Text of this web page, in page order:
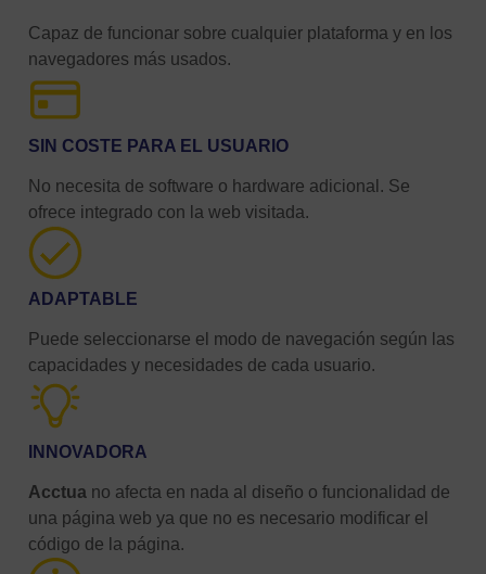
Capaz de funcionar sobre cualquier plataforma y en los
navegadores más usados.
SIN COSTE PARA EL USUARIO
No necesita de software o hardware adicional. Se
ofrece integrado con la web visitada.
ADAPTABLE
Puede seleccionarse el modo de navegación según las
capacidades y necesidades de cada usuario.
INNOVADORA
Acctua no afecta en nada al diseño o funcionalidad de
una página web ya que no es necesario modificar el
código de la página.